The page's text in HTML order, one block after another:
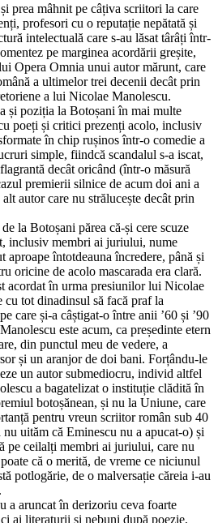
prea mâhnit pe câțiva scriitori la care
profesori cu o reputație nepătată și
intelectuală care s-au lăsat târâți într-
pe marginea acordării greșite,
Opera Omnia unui autor mărunt, care
a ultimelor trei decenii decât prin
a lui Nicolae Manolescu.
și poziția la Botoșani în mai multe
poeți și critici prezenți acolo, inclusiv
în chip rușinos într-o comedie a
simple, fiindcă scandalul s-a iscat,
decât oricând (într-o măsură
premierii silnice de acum doi ani a
autor care nu strălucește decât prin
la Botoșani părea că-și cere scuze
inclusiv membri ai juriului, nume
aproape întotdeauna încredere, până și
oricine de acolo mascarada era clară.
acordat în urma presiunilor lui Nicolae
tot dinadinsul să facă praf la
care și-a câștigat-o între anii ’60 și ’90
este acum, ca președinte etern
din punctul meu de vedere, a
și un aranjor de doi bani. Forțându-le
un autor submediocru, individ altfel
a bagatelizat o instituție clădită în
botoșănean, și nu la Uniune, care
pentru vreun scriitor român sub 40
nu uităm că Eminescu nu a apucat-o) și
pe ceilalți membri ai juriului, care nu
că o merită, de vreme ce niciunul
potlogărie, de o malversație căreia i-au
a aruncat în derizoriu ceva foarte
ai literaturii și nebuni după poezie,